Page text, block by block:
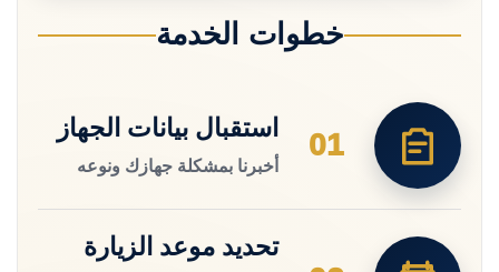
خطوات الخدمة
01
استقبال بيانات الجهاز
أخبرنا بمشكلة جهازك ونوعه
تحديد موعد الزيارة